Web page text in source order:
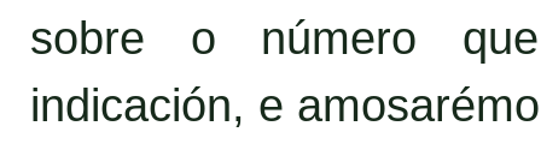
sobre o número
indicación, e